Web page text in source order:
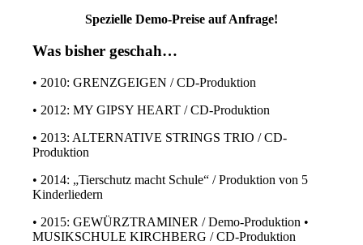
Spezielle Demo-Preise auf Anfrage!
Was bisher geschah…
• 2010: GRENZGEIGEN / CD-Produktion
• 2012: MY GIPSY HEART / CD-Produktion
• 2013: ALTERNATIVE STRINGS TRIO / CD-
Produktion
• 2014: „Tierschutz macht Schule“ / Produktion von 5
Kinderliedern
• 2015: GEWÜRZTRAMINER / Demo-Produktion •
MUSIKSCHULE KIRCHBERG / CD-Produktion